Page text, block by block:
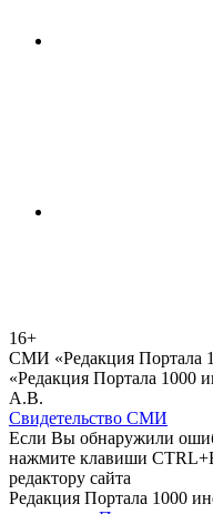
16+
СМИ «Редакция Портала
«Редакция Портала 1000
А.В.
Свидетельство СМИ
Если Вы обнаружили
нажмите клавиши
редактору сайта
Редакция Портала 1000